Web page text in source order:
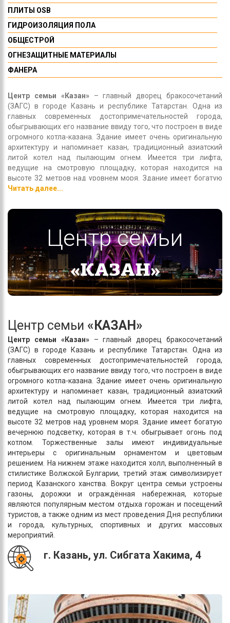
ПЛИТЫ OSB
ГИДРОИЗОЛЯЦИЯ ПОЛА
ОБЩЕСТРОЙ
ОГНЕЗАЩИТНЫЕ МАТЕРИАЛЫ
ФАНЕРА
Центр семьи «Казан»– главный дворец бракосочетаний
(ЗАГС) в городе Казань и республике Татарстан. Одна из
главных современных достопримечательностей города,
обыгрывающих его название ввиду того, что построен в виде
огромного котла-казана. Здание имеет очень оригинальную
архитектуру и напоминает казан, традиционный азиатский
литой котел над пылающим огнем. Имеется три лифта,
ведущие на смотровую площадку, которая находится на
высоте 32 метров над уровнем моря. Здание имеет богатую
вечернюю подсветку, которая в т.ч. обыгрывает огонь под
интерьеры с оригинальным орнаментом и цветовым
решением. На нижнем этаже находится холл, выполненный в
стилистике Волжской Булгарии, третий этаж символизирует
период Казанского ханства. Вокруг центра семьи устроены
газоны, дорожки и ограждённая набережная, которые
являются популярным местом отдыха горожан и посещений
туристов, а также одним из мест проведения Дня республики
и города, культурных, спортивных и других массовых
мероприятий.
Читать далее...
Центр семьи
«КАЗАН»
Центр семьи «КАЗАН»
Центр семьи «Казан»– главный дворец бракосочетаний
(ЗАГС) в городе Казань и республике Татарстан. Одна из
главных современных достопримечательностей города,
обыгрывающих его название ввиду того, что построен в виде
огромного котла-казана. Здание имеет очень оригинальную
архитектуру и напоминает казан, традиционный азиатский
литой котел над пылающим огнем. Имеется три лифта,
ведущие на смотровую площадку, которая находится на
высоте 32 метров над уровнем моря. Здание имеет богатую
вечернюю подсветку, которая в т.ч. обыгрывает огонь под
котлом. Торжественные залы имеют индивидуальные
интерьеры с оригинальным орнаментом и цветовым
решением. На нижнем этаже находится холл, выполненный в
стилистике Волжской Булгарии, третий этаж символизирует
период Казанского ханства. Вокруг центра семьи устроены
газоны, дорожки и ограждённая набережная, которые
являются популярным местом отдыха горожан и посещений
туристов, а также одним из мест проведения Дня республики
и города, культурных, спортивных и других массовых
мероприятий.
г. Казань, ул. Сибгата Хакима, 4